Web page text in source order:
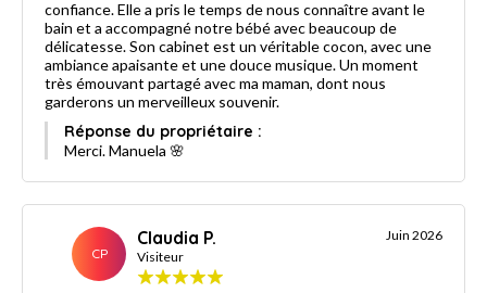
confiance. Elle a pris le temps de nous connaître avant le
bain et a accompagné notre bébé avec beaucoup de
délicatesse. Son cabinet est un véritable cocon, avec une
ambiance apaisante et une douce musique. Un moment
très émouvant partagé avec ma maman, dont nous
garderons un merveilleux souvenir.
Réponse du propriétaire :
Merci. Manuela 🌸
CP
Claudia P.
Visiteur
Juin 2026